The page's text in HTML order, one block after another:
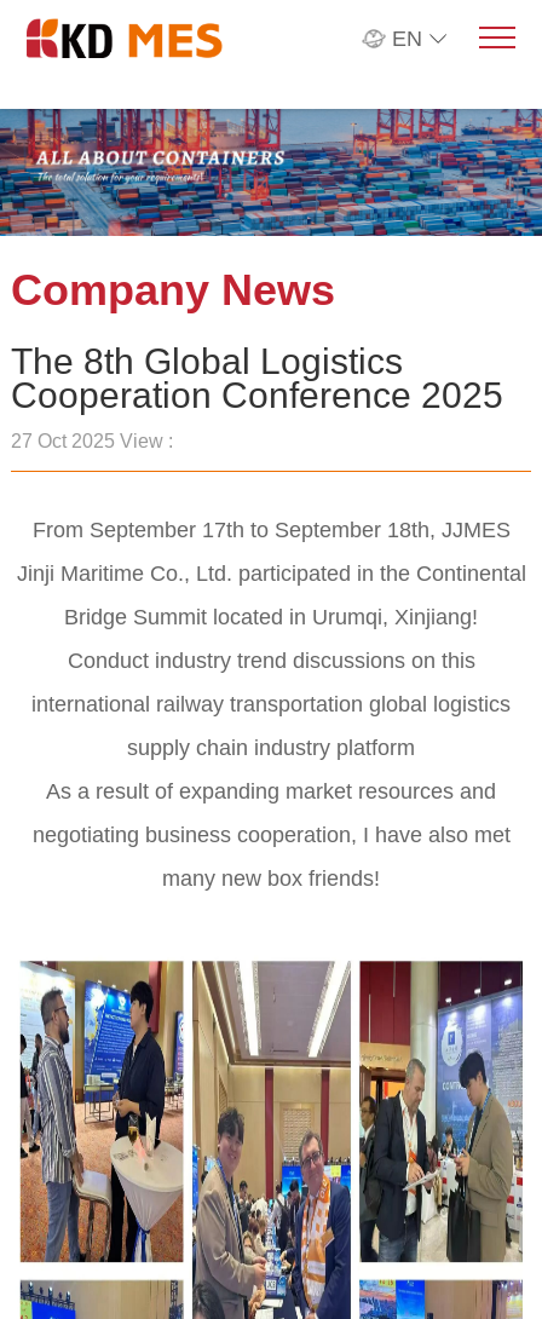
EN
Company News
The 8th Global Logistics
Cooperation Conference 2025
27 Oct 2025 View :
From September 17th to September 18th, JJMES
Jinji Maritime Co., Ltd. participated in the Continental
Bridge Summit located in Urumqi, Xinjiang!
Conduct industry trend discussions on this
international railway transportation global logistics
supply chain industry platform
As a result of expanding market resources and
negotiating business cooperation, I have also met
many new box friends!